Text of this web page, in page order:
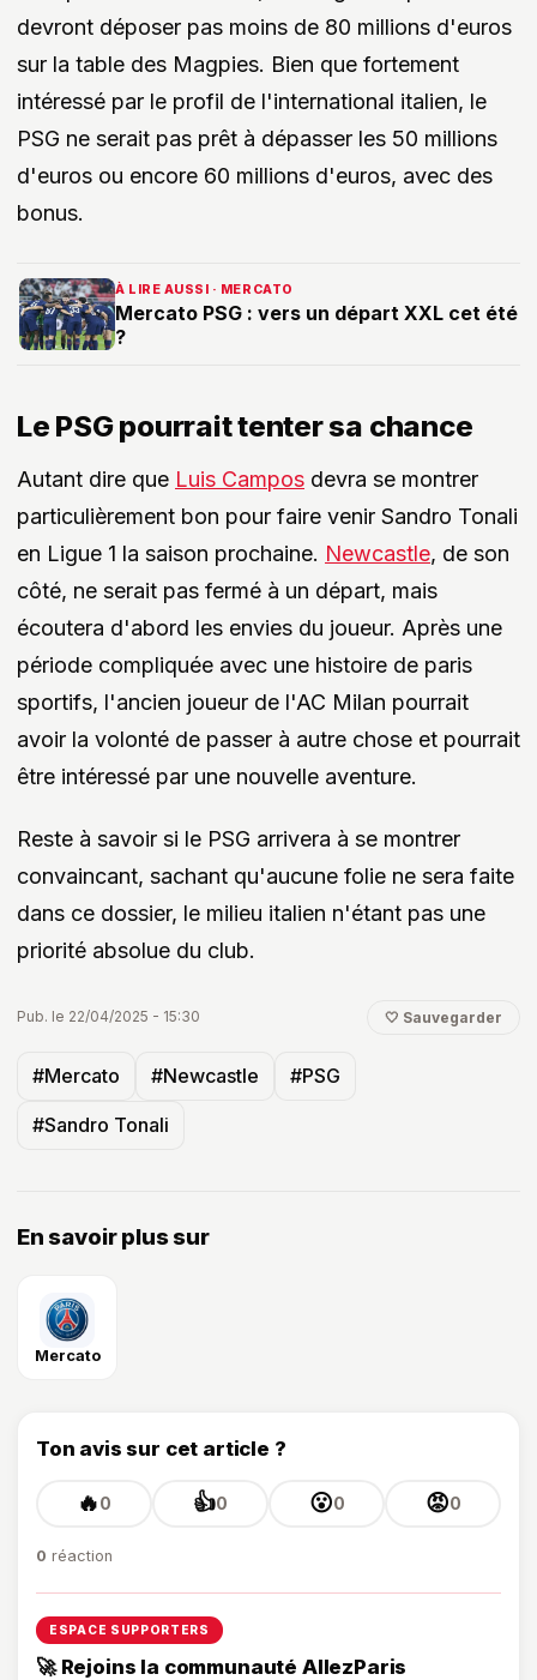
devront déposer pas moins de 80 millions d'euros
sur la table des Magpies. Bien que fortement
intéressé par le profil de l'international italien, le
PSG ne serait pas prêt à dépasser les 50 millions
d'euros ou encore 60 millions d'euros, avec des
bonus.
À LIRE AUSSI · MERCATO
Mercato PSG : vers un départ XXL cet été
?
Le PSG pourrait tenter sa chance
Autant dire que Luis Campos devra se montrer
particulièrement bon pour faire venir Sandro Tonali
en Ligue 1 la saison prochaine. Newcastle, de son
côté, ne serait pas fermé à un départ, mais
écoutera d'abord les envies du joueur. Après une
période compliquée avec une histoire de paris
sportifs, l'ancien joueur de l'AC Milan pourrait
avoir la volonté de passer à autre chose et pourrait
être intéressé par une nouvelle aventure.
Reste à savoir si le PSG arrivera à se montrer
convaincant, sachant qu'aucune folie ne sera faite
dans ce dossier, le milieu italien n'étant pas une
priorité absolue du club.
Pub. le 22/04/2025 - 15:30 🤍 Sauvegarder
#Mercato #Newcastle #PSG
#Sandro Tonali
En savoir plus sur
Mercato
Ton avis sur cet article ?
🔥0 👍0 😮0 😡0
0 réaction
ESPACE SUPPORTERS
🚀 Rejoins la communauté AllezParis